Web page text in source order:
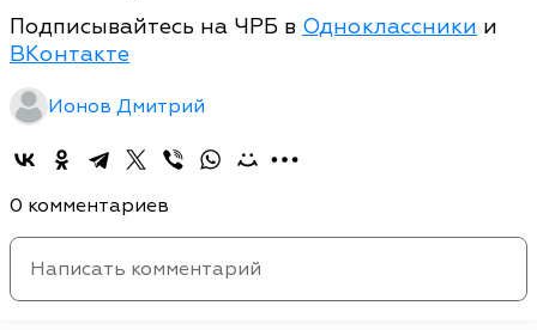
Подписывайтесь на ЧРБ в Одноклассники и
ВКонтакте
Ионов Дмитрий
0 комментариев